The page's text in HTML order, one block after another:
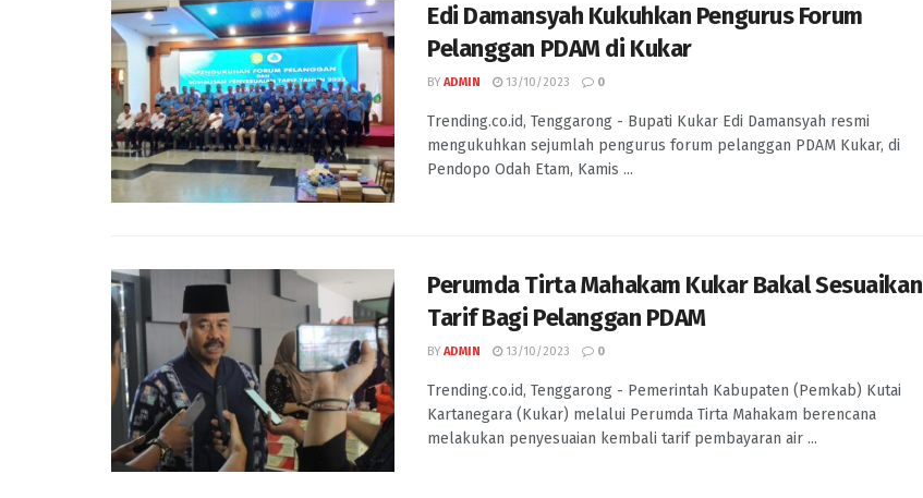
Edi Damansyah Kukuhkan Pengurus Forum
Pelanggan PDAM di Kukar
BY ADMIN 13/10/2023 0
Trending.co.id, Tenggarong - Bupati Kukar Edi Damansyah resmi
mengukuhkan sejumlah pengurus forum pelanggan PDAM Kukar, di
Pendopo Odah Etam, Kamis ...
Perumda Tirta Mahakam Kukar Bakal Sesuaikan
Tarif Bagi Pelanggan PDAM
BY ADMIN 13/10/2023 0
Trending.co.id, Tenggarong - Pemerintah Kabupaten (Pemkab) Kutai
Kartanegara (Kukar) melalui Perumda Tirta Mahakam berencana
melakukan penyesuaian kembali tarif pembayaran air ...